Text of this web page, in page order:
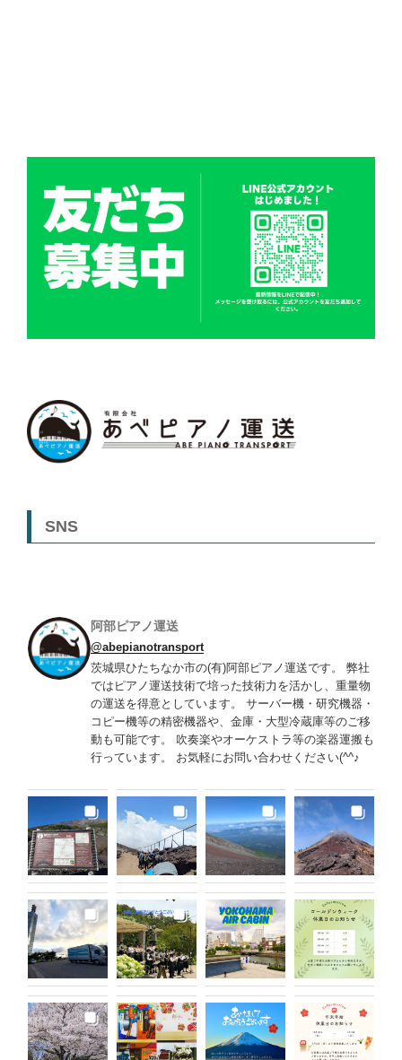
SNS
阿部ピアノ運送
@abepianotransport
茨城県ひたちなか市の(有)阿部ピアノ運送です。 弊社
ではピアノ運送技術で培った技術力を活かし、重量物
の運送を得意としています。 サーバー機・研究機器・
コピー機等の精密機器や、金庫・大型冷蔵庫等のご移
動も可能です。 吹奏楽やオーケストラ等の楽器運搬も
行っています。 お気軽にお問い合わせください(^^♪